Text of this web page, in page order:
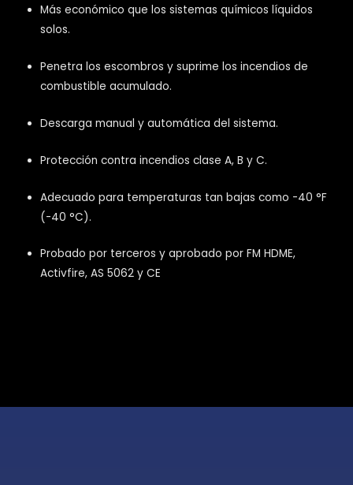
Más económico que los sistemas químicos líquidos
solos.
Penetra los escombros y suprime los incendios de
combustible acumulado.
Descarga manual y automática del sistema.
Protección contra incendios clase A, B y C.
Adecuado para temperaturas tan bajas como -40 °F
(-40 °C).
Probado por terceros y aprobado por FM HDME,
Activfire, AS 5062 y CE